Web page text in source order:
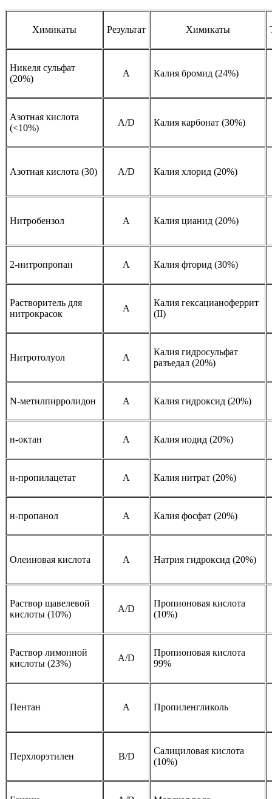
Химикаты Результат Химикаты
Никеля сульфат
(20%)
А Калия бромид (24%)
Азотная кислота
(<10%)
A/D Калия карбонат (30%)
Азотная кислота (30) A/D Калия хлорид (20%)
Нитробензол A Калия цианид (20%)
2-нитропропан A Калия фторид (30%)
Растворитель для
нитрокрасок
A
Калия гексацианоферрит
(II)
Нитротолуол A
Калия гидросульфат
разъедал (20%)
N-метилпирролидон A Калия гидроксид (20%)
н-октан A Калия иодид (20%)
н-пропилацетат A Калия нитрат (20%)
н-пропанол A Калия фосфат (20%)
Олеиновая кислота A Натрия гидроксид (20%)
Раствор щавелевой
кислоты (10%)
А/D
Пропионовая кислота
(10%)
Раствор лимонной
кислоты (23%)
А/D
Пропионовая кислота
99%
Пентан A Пропиленгликоль
Перхлорэтилен B/D
Салициловая кислота
(10%)